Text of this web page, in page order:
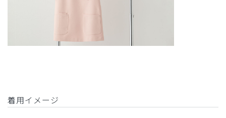
着用イメージ